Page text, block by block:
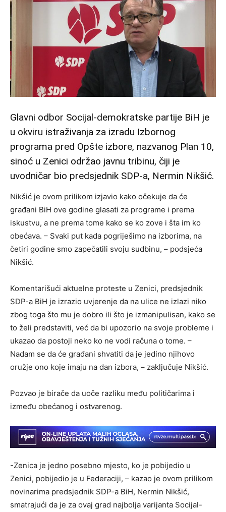
Glavni odbor Socijal-demokratske partije BiH je
u okviru istraživanja za izradu Izbornog
programa pred Opšte izbore, nazvanog Plan 10,
sinoć u Zenici održao javnu tribinu, čiji je
uvodničar bio predsjednik SDP-a, Nermin Nikšić.
Nikšić je ovom prilikom izjavio kako očekuje da će
građani BiH ove godine glasati za programe i prema
iskustvu, a ne prema tome kako se ko zove i šta im ko
obećava. – Svaki put kada pogriješimo na izborima, na
četiri godine smo zapečatili svoju sudbinu, – podsjeća
Nikšić.
Komentarišući aktuelne proteste u Zenici, predsjednik
SDP-a BiH je izrazio uvjerenje da na ulice ne izlazi niko
zbog toga što mu je dobro ili što je izmanipulisan, kako se
to želi predstaviti, već da bi upozorio na svoje probleme i
ukazao da postoji neko ko ne vodi računa o tome. –
Nadam se da će građani shvatiti da je jedino njihovo
oružje ono koje imaju na dan izbora, – zaključuje Nikšić.
Pozvao je birače da uoče razliku među političarima i
između obećanog i ostvarenog.
-Zenica je jedno posebno mjesto, ko je pobijedio u
Zenici, pobijedio je u Federaciji, – kazao je ovom prilikom
novinarima predsjednik SDP-a BiH, Nermin Nikšić,
smatrajući da je za ovaj grad najbolja varijanta Socijal-